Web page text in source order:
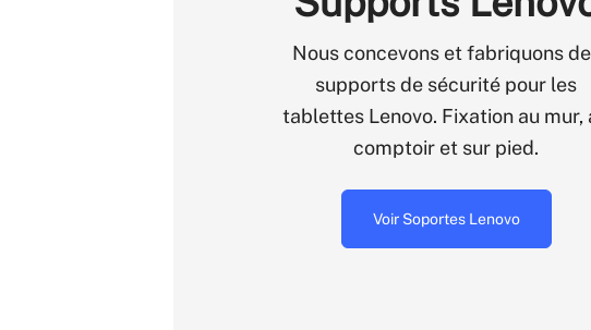
Nous concevons et fabriquons
supports de sécurité pour les
tablettes Lenovo. Fixation au mur,
comptoir et sur pied.
Voir Soportes Lenovo